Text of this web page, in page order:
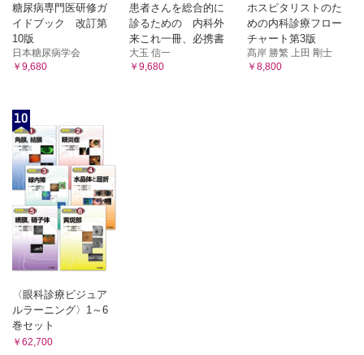
食塩制限
第13章 降圧薬の24 時間降圧特性
アムロジピン
ニフェジピン
シルニジピン
アゼルニジピン
アンジオテンシン変換酵素阻害薬
アンジオテンシン受容体拮抗薬
バルサルタン
テルミサルタン
オルメサルタン
アジルサルタン
α遮断薬とβ遮断薬
サクビトリルバルサルタンナトリウム水和物
糖尿病専門医研修ガ
イドブック 改訂第
10版
日本糖尿病学会
￥9,680
患者さんを総合的に
診るための 内科外
来これ一冊、必携書
大玉 信一
￥9,680
ホスピタリストのた
めの内科診療フロー
チャート第3版
髙岸 勝繁 上田 剛士
￥8,800
10
〈眼科診療ビジュア
ルラーニング〉1～6
巻セット
￥62,700